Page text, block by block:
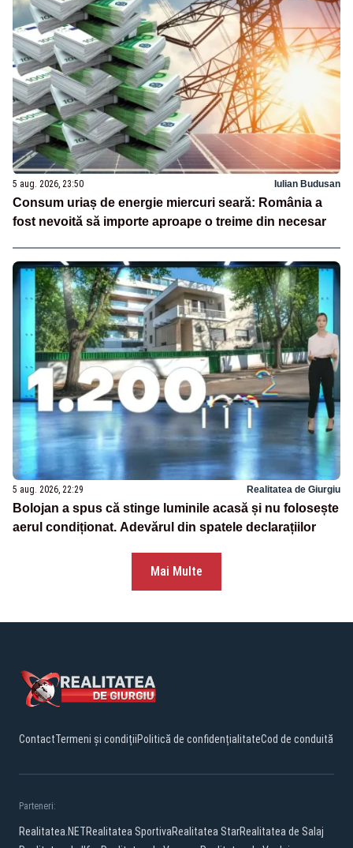
5 aug. 2026, 23:50 Iulian Budusan
Consum uriaș de energie miercuri seară: România a
fost nevoită să importe aproape o treime din necesar
5 aug. 2026, 22:29 Realitatea de Giurgiu
Bolojan a spus că stinge luminile acasă și nu folosește
aerul condiționat. Adevărul din spatele declarațiilor
Mai Multe
ContactTermeni și condițiiPolitică de confidențialitateCod de conduită
Parteneri:
Realitatea.NETRealitatea SportivaRealitatea StarRealitatea de Salaj